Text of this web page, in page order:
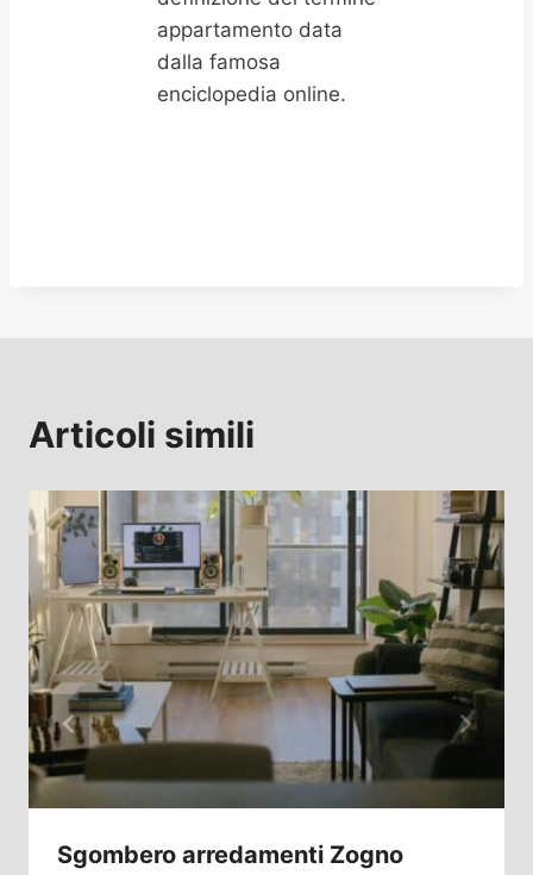
appartamento data
dalla famosa
enciclopedia online.
Articoli simili
Sgombero arredamenti Zogno